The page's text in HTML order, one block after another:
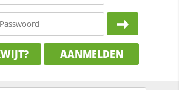
AANMELDEN